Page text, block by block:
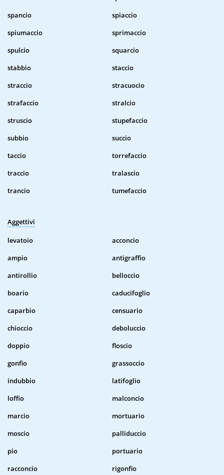
spancio
spiaccio
spiumaccio
sprimaccio
spulcio
squarcio
stabbio
staccio
straccio
stracuocio
strafaccio
stralcio
struscio
stupefaccio
subbio
succio
taccio
torrefaccio
traccio
tralascio
trancio
tumefaccio
Aggettivi
levatoio
acconcio
ampio
antigraffio
antirollio
belloccio
boario
caducifoglio
caparbio
censuario
chioccio
deboluccio
doppio
floscio
gonfio
grassoccio
indubbio
latifoglio
loffio
malconcio
marcio
mortuario
moscio
palliduccio
pio
portuario
racconcio
rigonfio